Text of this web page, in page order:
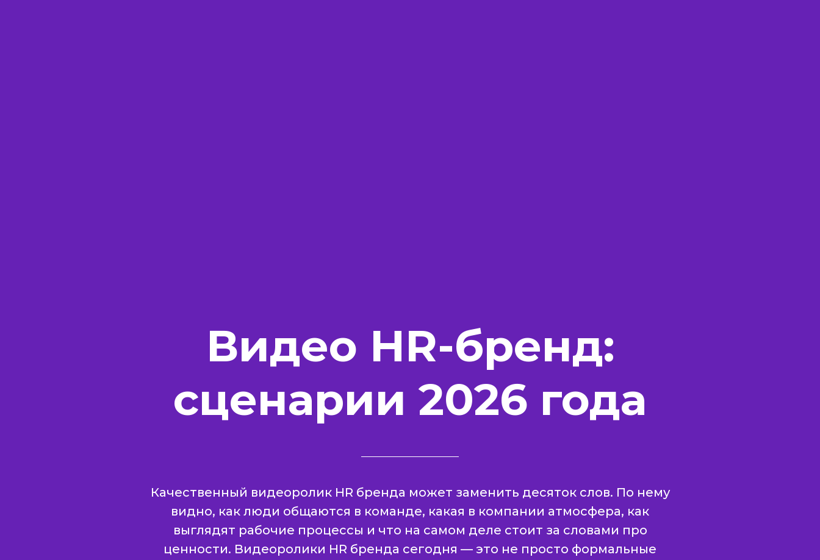
Видео HR-бренд:
сценарии 2026 года
Качественный видеоролик HR бренда может заменить десяток слов. По нему
видно, как люди общаются в команде, какая в компании атмосфера, как
выглядят рабочие процессы и что на самом деле стоит за словами про
ценности. Видеоролики HR бренда сегодня — это не просто формальные